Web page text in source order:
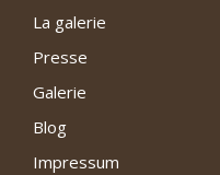
La galerie
Presse
Galerie
Blog
Impressum